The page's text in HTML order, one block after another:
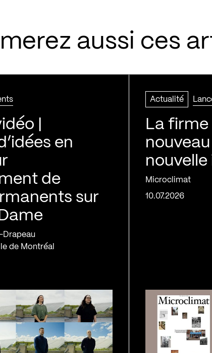
aussi ces
|
en
de
sur
Drapeau
de Montréal
Actualité
La firme
Microclimat
10.07.2026